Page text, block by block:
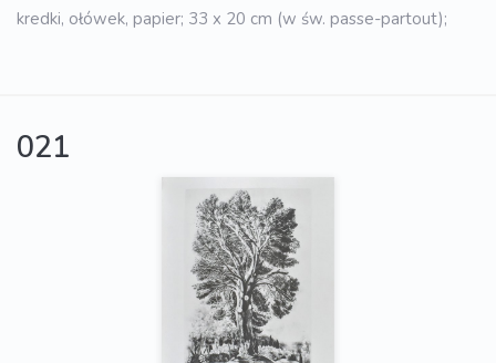
kredki, ołówek, papier; 33 x 20 cm (w św. passe-partout);
021